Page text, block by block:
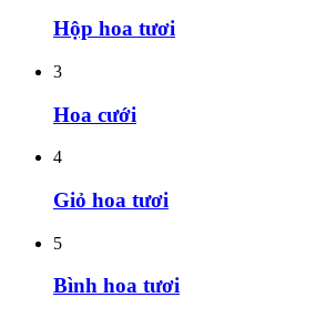
Hộp hoa tươi
3
Hoa cưới
4
Giỏ hoa tươi
5
Bình hoa tươi